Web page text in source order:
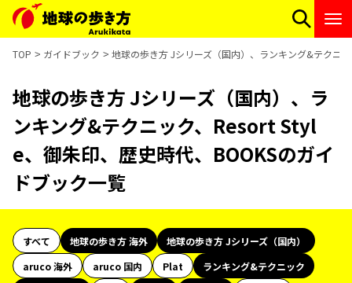
TOP ガイドブック 地球の歩き方 Jシリーズ（国内）、ランキング&テクニ
地球の歩き方 Jシリーズ（国内）、ラ
ンキング&テクニック、Resort Styl
e、御朱印、歴史時代、BOOKSのガイ
ドブック一覧
すべて 地球の歩き方 海外
地球の歩き方 Jシリーズ（国内）
aruco 海外
aruco 国内 Plat
ランキング&テクニック